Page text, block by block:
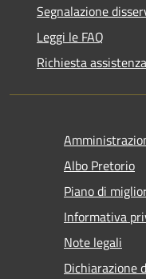
Segnalazione
Leggi le FAQ
Richiesta assistenza
Albo Pretorio
Piano di
Informativa
Note legali
Dichiarazione